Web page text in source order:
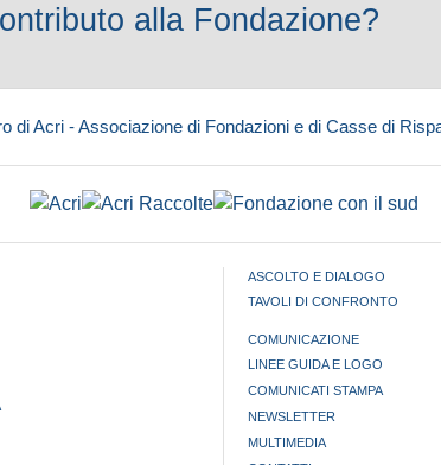
alla Fondazione?
di Acri - Associazione di Fondazioni e di Casse di
ASCOLTO E DIALOGO
TAVOLI DI CONFRONTO
COMUNICAZIONE
LINEE GUIDA E LOGO
COMUNICATI STAMPA
NEWSLETTER
MULTIMEDIA